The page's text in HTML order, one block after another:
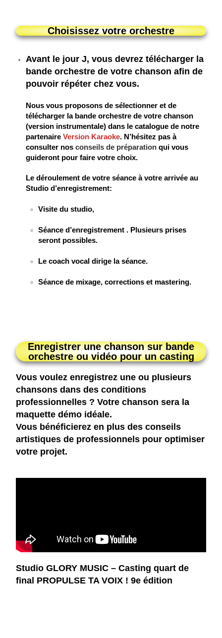
Choisissez votre orchestre
Avant le jour J, vous devrez télécharger la
bande orchestre de votre chanson afin de
pouvoir répéter chez vous.
Nous vous proposons de sélectionner et de
télécharger la bande orchestre de votre chanson
(version instrumentale) dans le catalogue de notre
partenaireVersion Karaoke. N’hésitez pas à
consulter nos conseils de préparation qui vous
guideront pour faire votre choix.
Le déroulement de votre séance à votre arrivée au
Studio d’enregistrement:
Visite du studio,
Séance d’enregistrement . Plusieurs prises
seront possibles.
Le coach vocal dirige la séance.
Séance de mixage, corrections et mastering.
Enregistrer une chanson sur bande
orchestre ou vidéo pour un casting
Vous voulez enregistrez une ou plusieurs
chansons dans des conditions
professionnelles ? Votre chanson sera la
maquette démo idéale.
Vous bénéficierez en plus des conseils
artistiques de professionnels pour optimiser
votre projet.
Studio GLORY MUSIC – Casting quart de
final PROPULSE TA VOIX ! 9e édition